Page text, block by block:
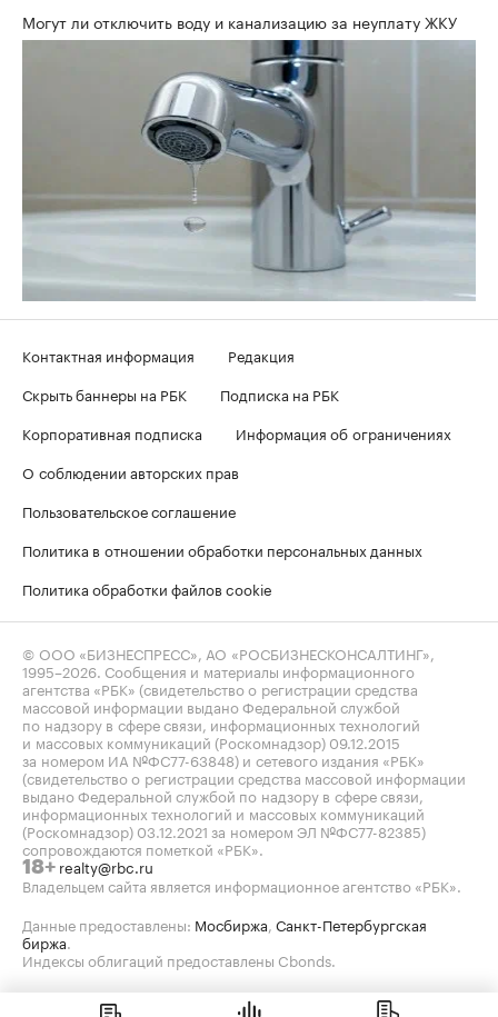
Могут ли отключить воду и канализацию за неуплату ЖКУ
Контактная информация
Редакция
Скрыть баннеры на РБК
Подписка на РБК
Корпоративная подписка
Информация об ограничениях
О соблюдении авторских прав
Пользовательское соглашение
Политика в отношении обработки персональных данных
Политика обработки файлов cookie
© ООО «БИЗНЕСПРЕСС», АО «РОСБИЗНЕСКОНСАЛТИНГ»,
1995–2026 . Сообщения и материалы информационного
агентства «РБК» (свидетельство о регистрации средства
массовой информации выдано Федеральной службой
по надзору в сфере связи, информационных технологий
и массовых коммуникаций (Роскомнадзор) 09.12.2015
за номером ИА №ФС77-63848) и сетевого издания «РБК»
(свидетельство о регистрации средства массовой информации
выдано Федеральной службой по надзору в сфере связи,
информационных технологий и массовых коммуникаций
(Роскомнадзор) 03.12.2021 за номером ЭЛ №ФС77-82385)
сопровождаются пометкой «РБК».
18+ realty@rbc.ru
Владельцем сайта является информационное агентство «РБК».
Данные предоставлены: Мосбиржа Санкт-Петербургская
биржа
Индексы облигаций предоставлены Cbonds.